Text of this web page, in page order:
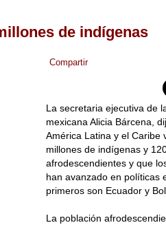
de indígenas
Compartir
La secretaria ejecutiva de
mexicana Alicia Bárcena,
América Latina y el Caribe
millones de indígenas y
afrodescendientes y que
han avanzado en políticas
primeros son Ecuador y
La población